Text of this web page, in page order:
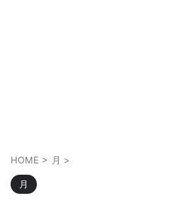
HOME > 月 >
月